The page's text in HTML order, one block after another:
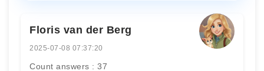
Floris van der Berg
2025-07-08 07:37:20
Count answers : 37